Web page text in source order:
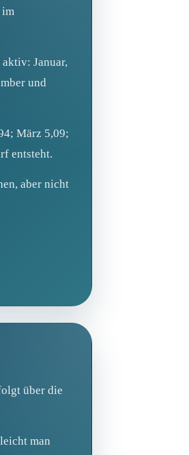
im
Januar,
und
März 5,09;
entsteht.
aber nicht
über die
man